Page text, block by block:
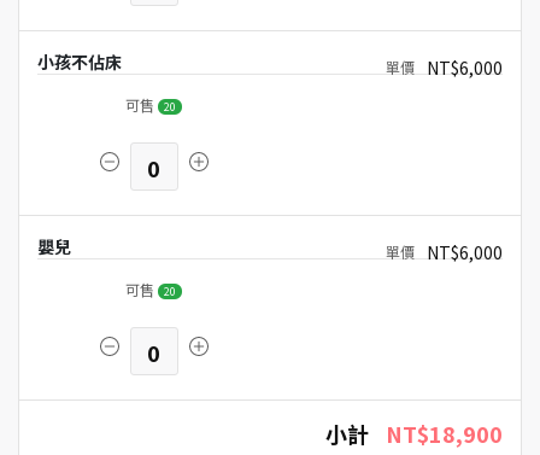
小孩不佔床 NT$6,000
可售 20
0
嬰兒 NT$6,000
可售 20
0
小計 NT$18,900